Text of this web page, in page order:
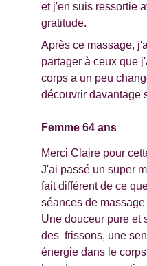
et j'en suis ressortie
gratitude.
Après ce massage,
partager à ceux que
corps a un peu
découvrir davantage
Femme 64 ans
Merci Claire pour
J'ai passé un super
fait différent de ce
séances de massage
Une douceur pure et
des  frissons, une
énergie dans le